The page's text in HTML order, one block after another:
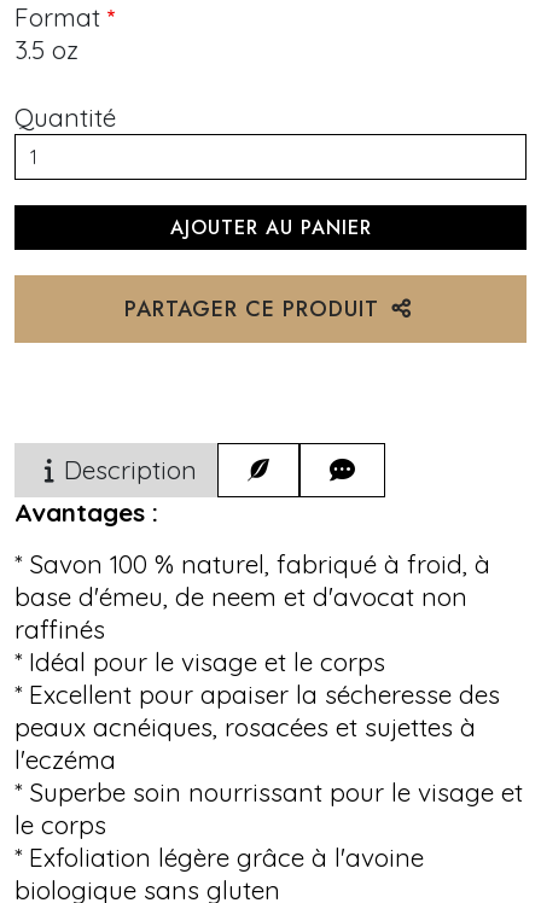
Format
3.5 oz
Quantité
PARTAGER CE PRODUIT
Description
Avantages :
* Savon 100 % naturel, fabriqué à froid, à
base d'émeu, de neem et d'avocat non
raffinés
* Idéal pour le visage et le corps
* Excellent pour apaiser la sécheresse des
peaux acnéiques, rosacées et sujettes à
l'eczéma
* Superbe soin nourrissant pour le visage et
le corps
* Exfoliation légère grâce à l'avoine
biologique sans gluten